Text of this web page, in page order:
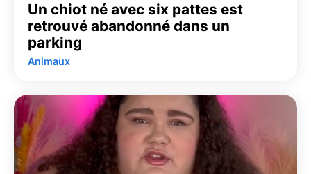
Un chiot né avec six pattes est
retrouvé abandonné dans un
parking
Animaux